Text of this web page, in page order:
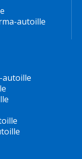
autoille
autoille